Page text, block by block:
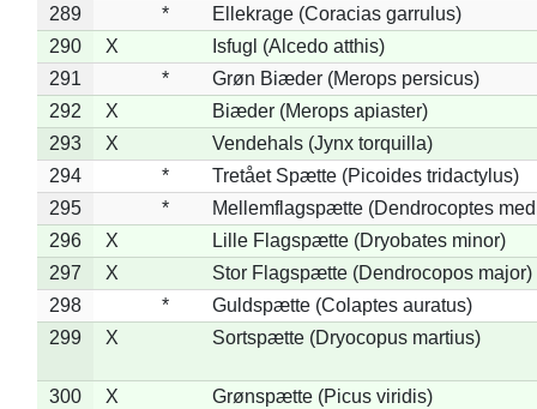
289
*
Ellekrage (Coracias garrulus)
290
X
Isfugl (Alcedo atthis)
291
*
Grøn Biæder (Merops persicus)
292
X
Biæder (Merops apiaster)
293
X
Vendehals (Jynx torquilla)
294
*
Tretået Spætte (Picoides tridactylus)
295
*
Mellemflagspætte (Dendrocoptes
296
X
Lille Flagspætte (Dryobates minor)
297
X
Stor Flagspætte (Dendrocopos major)
298
*
Guldspætte (Colaptes auratus)
299
X Sortspætte (Dryocopus martius)
300 X
Grønspætte (Picus viridis)